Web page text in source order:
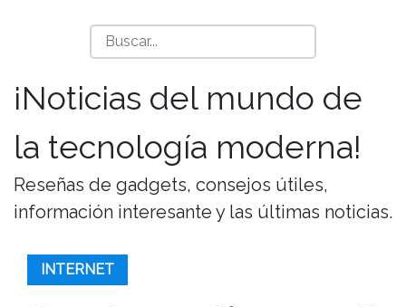
¡Noticias del mundo de
la tecnología moderna!
Reseñas de gadgets, consejos útiles,
información interesante y las últimas noticias.
INTERNET